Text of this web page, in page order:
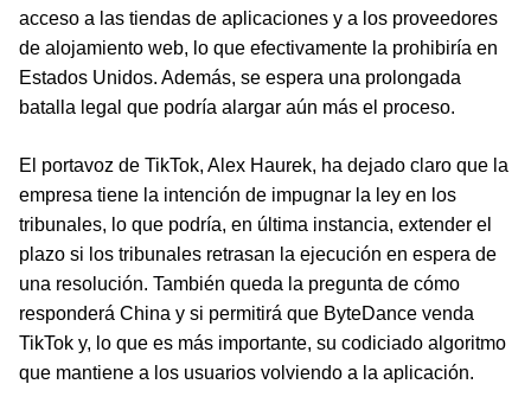
acceso a las tiendas de aplicaciones y a los proveedores
de alojamiento web, lo que efectivamente la prohibiría en
Estados Unidos. Además, se espera una prolongada
batalla legal que podría alargar aún más el proceso.
El portavoz de TikTok, Alex Haurek, ha dejado claro que la
empresa tiene la intención de impugnar la ley en los
tribunales, lo que podría, en última instancia, extender el
plazo si los tribunales retrasan la ejecución en espera de
una resolución. También queda la pregunta de cómo
responderá China y si permitirá que ByteDance venda
TikTok y, lo que es más importante, su codiciado algoritmo
que mantiene a los usuarios volviendo a la aplicación.